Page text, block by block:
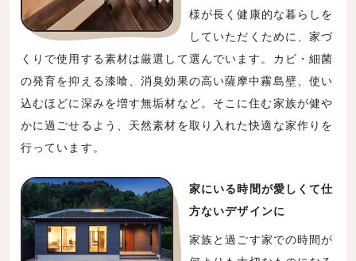
様が長く健康的な暮らしを
していただくために、家づ
くりで使用する素材は厳選して選んでいます。カビ・細菌
の発育を抑える漆喰、消臭効果の高い薩摩中霧島壁、使い
込むほどに深みを増す無垢材など。そこに住む家族が健や
かに過ごせるよう、天然素材を取り入れた快適な家作りを
行っています。
家にいる時間が愛しくて仕
方ないデザインに
家族と過ごす家での時間が